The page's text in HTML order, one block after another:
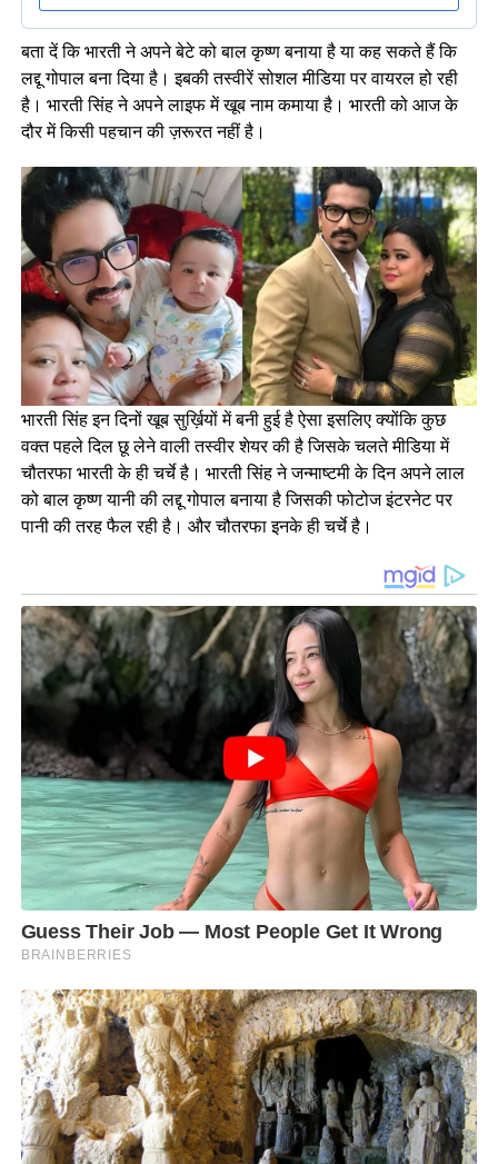
बता दें कि भारती ने अपने बेटे को बाल कृष्ण बनाया है या कह सकते हैं कि
लद्दू गोपाल बना दिया है। इबकी तस्वीरें सोशल मीडिया पर वायरल हो रही
है। भारती सिंह ने अपने लाइफ में खूब नाम कमाया है। भारती को आज के
दौर में किसी पहचान की ज़रूरत नहीं है।
भारती सिंह इन दिनों खूब सुर्ख़ियों में बनी हुई है ऐसा इसलिए क्योंकि कुछ
वक्त पहले दिल छू लेने वाली तस्वीर शेयर की है जिसके चलते मीडिया में
चौतरफा भारती के ही चर्चे है‌‌। भारती सिंह ने जन्माष्टमी के दिन अपने लाल
को बाल कृष्ण यानी की लद्दू गोपाल बनाया है जिसकी फोटोज इंटरनेट पर
पानी की तरह फैल रही है। और चौतरफा इनके ही चर्चे है।